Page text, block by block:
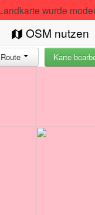
wurde
OSM nutzen
Route Karte